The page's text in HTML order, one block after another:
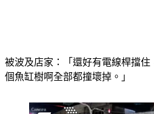
被波及店家：「還好有電線桿擋
個魚缸樹啊全部都撞壞掉。」